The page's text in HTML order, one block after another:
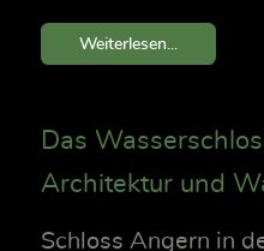
Weiterlesen...
Das
Architektur und
Schloss Angern in